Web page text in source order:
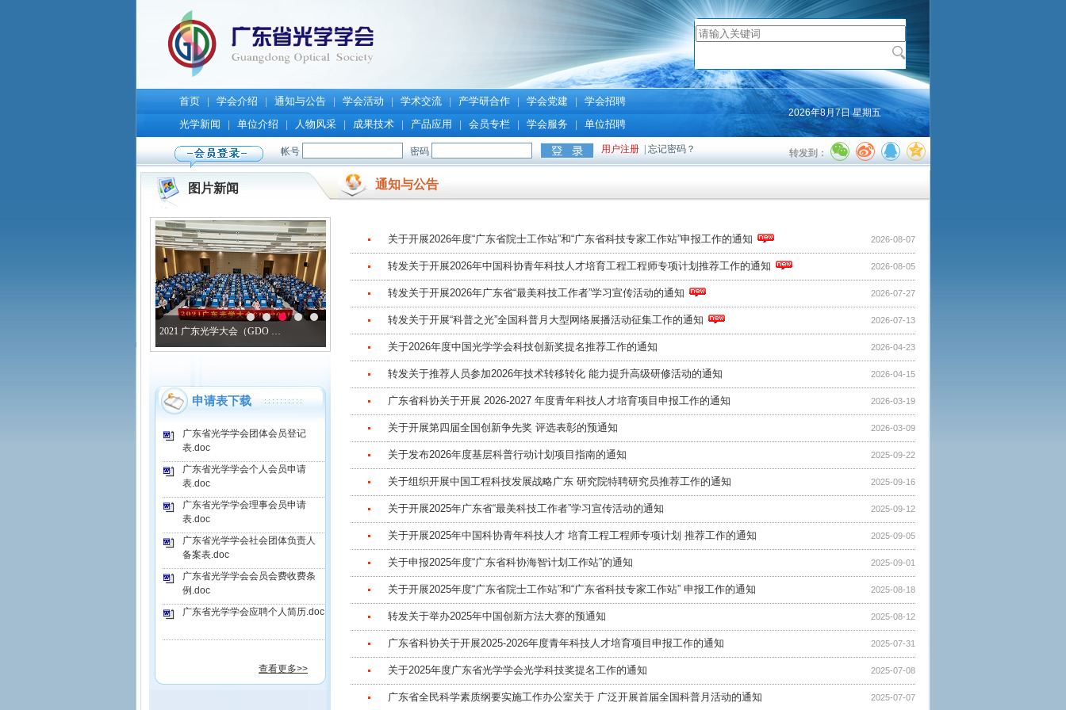
首页 学会介绍 通知与公告 学会活动 学术交流 产学研合作 学会党建
学会招聘
光学新闻
单位介绍 人物风采 成果技术 产品应用 会员专栏 学会服务 单位招聘
2026年8月7日 星期五
转发到：
图片新闻
申请表下载
广东省光学学会团体会员登记
表.doc
广东省光学学会个人会员申请
表.doc
广东省光学学会理事会员申请
表.doc
广东省光学学会社会团体负责人
备案表.doc
广东省光学学会会员会费收费条
例.doc
广东省光学学会应聘个人简历.doc
查看更多>>
通知与公告
2026-08-07
关于开展2026年度“广东省院士工作站”和“广东省科技专家工作站”申报工作的通知
2026-08-05
转发关于开展2026年中国科协青年科技人才培育工程工程师专项计划推荐工作的通知
2026-07-27
转发关于开展2026年广东省“最美科技工作者”学习宣传活动的通知
2026-07-13
转发关于开展“科普之光”全国科普月大型网络展播活动征集工作的通知
2026-04-23
关于2026年度中国光学学会科技创新奖提名推荐工作的通知
2026-04-15
转发关于推荐人员参加2026年技术转移转化 能力提升高级研修活动的通知
2026-03-19
广东省科协关于开展 2026-2027 年度青年科技人才培育项目申报工作的通知
2026-03-09
关于开展第四届全国创新争先奖 评选表彰的预通知
2025-09-22
关于发布2026年度基层科普行动计划项目指南的通知
2025-09-16
关于组织开展中国工程科技发展战略广东 研究院特聘研究员推荐工作的通知
2025-09-12
关于开展2025年广东省“最美科技工作者”学习宣传活动的通知
2025-09-05
关于开展2025年中国科协青年科技人才 培育工程工程师专项计划 推荐工作的通知
2025-09-01
关于申报2025年度“广东省科协海智计划工作站”的通知
2025-08-18
关于开展2025年度“广东省院士工作站”和“广东省科技专家工作站” 申报工作的通知
2025-08-12
转发关于举办2025年中国创新方法大赛的预通知
2025-07-31
广东省科协关于开展2025-2026年度青年科技人才培育项目申报工作的通知
2025-07-08
关于2025年度广东省光学学会光学科技奖提名工作的通知
2025-07-07
广东省全民科学素质纲要实施工作办公室关于 广泛开展首届全国科普月活动的通知